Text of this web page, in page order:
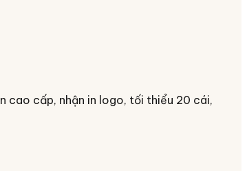
cao cấp, nhận in logo, tối thiểu 20 cái,